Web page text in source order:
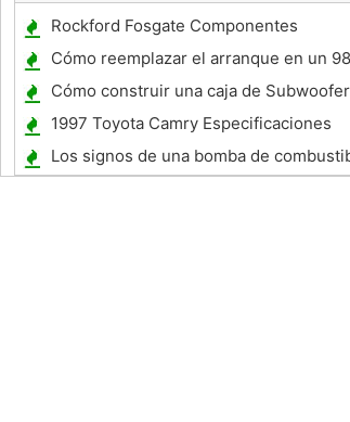
Rockford Fosgate Componentes
Cómo reemplazar el arranque en un 98
Dodge Grand Caravan
Cómo construir una caja de
Especificaciones
1997 Toyota Camry Especificaciones
Los signos de una bomba de
está fallando